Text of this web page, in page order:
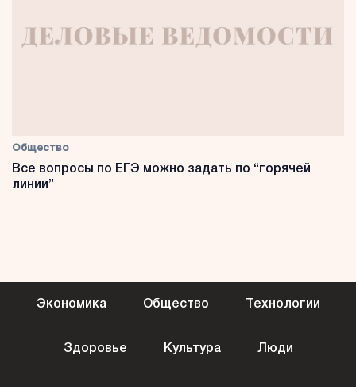
Общество
Все вопросы по ЕГЭ можно задать по “горячей
линии”
Экономика Общество Технологии
Здоровье Культура Люди